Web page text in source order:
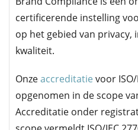
certificerende instelling
op het gebied van
kwaliteit.
Onzeaccreditatie voor
opgenomen in de scope
Accreditatie onder